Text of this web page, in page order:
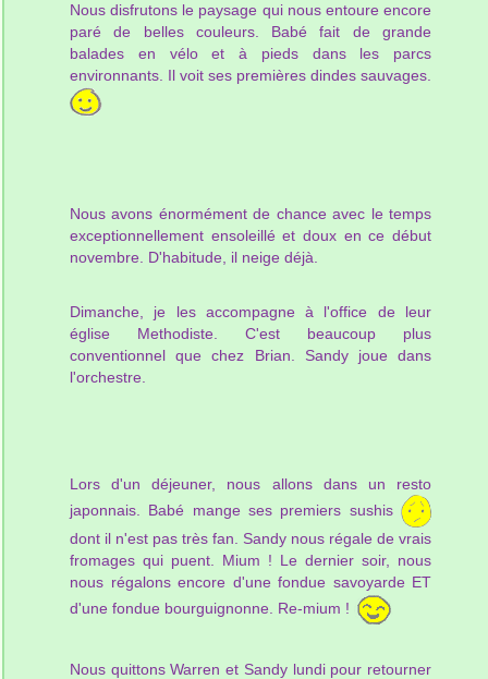
Nous disfrutons le paysage qui nous entoure encore
paré de belles couleurs. Babé fait de grande
balades en vélo et à pieds dans les parcs
environnants. Il voit ses premières dindes sauvages.
Nous avons énormément de chance avec le temps
exceptionnellement ensoleillé et doux en ce début
novembre. D'habitude, il neige déjà.
Dimanche, je les accompagne à l'office de leur
église Methodiste. C'est beaucoup plus
conventionnel que chez Brian. Sandy joue dans
l'orchestre.
Lors d'un déjeuner, nous allons dans un resto
japonnais. Babé mange ses premiers sushis
dont il n'est pas très fan. Sandy nous régale de vrais
fromages qui puent. Mium ! Le dernier soir, nous
nous régalons encore d'une fondue savoyarde ET
d'une fondue bourguignonne. Re-mium !
Nous quittons Warren et Sandy lundi pour retourner